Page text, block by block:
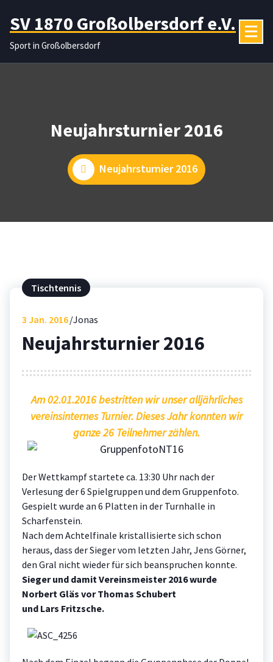
Inhalt
springen
SV 1870 Großolbersdorf e.V.
Sport in Großolbersdorf
Neujahrsturnier 2016
Neujahrsturnier 2016
Tischtennis
3 Jan. 2016 Jonas
Neujahrsturnier 2016
Am 02.01.2016 bestritten wir unser alljährliches
vereinsinternes Turnier.Dieses Jahr konnten wir
ganze 26 Teilnehmer zählen.
Der Wettkampf startete ca. 13:30 Uhr nach der
Verlesung der 6 Spielgruppen und dem Gruppenfoto.
Gespielt wurde an 6 Platten in der Turnhalle in
Scharfenstein.
Nach dem Achtelfinale kristallisierte sich schon
heraus, dass der Sieger vom letzten Jahr, Jens Görner,
den Gral nicht wieder für sich beanspruchen konnte.
Sieger und damit Vereinsmeister 2016 wurde
Norbert Gläs vor Thomas Schubert
und Lars Fritzsche.